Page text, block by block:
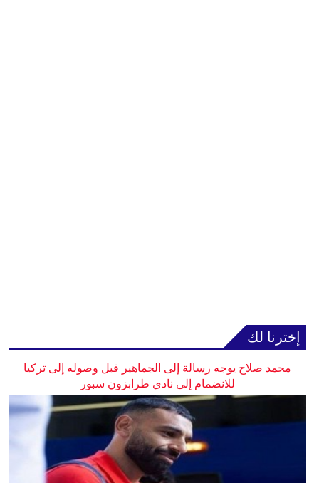
إخترنا لك
محمد صلاح يوجه رسالة إلى الجماهير قبل وصوله إلى تركيا
للانضمام إلى نادي طرابزون سبور